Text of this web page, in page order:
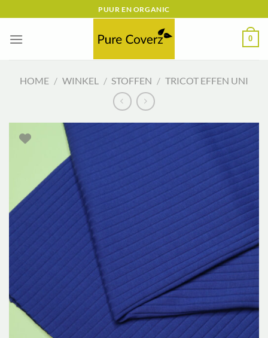
naar
inhoud
PUUR EN ORGANIC
0
HOME / WINKEL / STOFFEN / TRICOT EFFEN UNI